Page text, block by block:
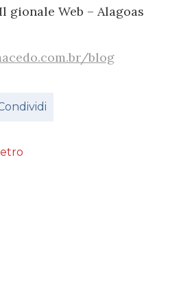
gionale Web – Alagoas
blog